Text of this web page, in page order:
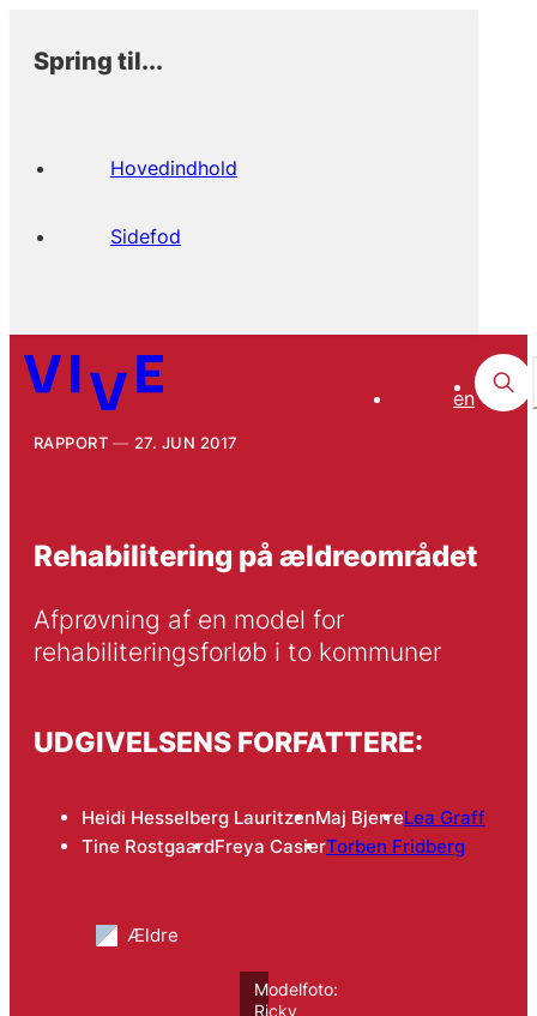
Spring til...
Hovedindhold
Sidefod
en
RAPPORT 27. JUN 2017
Rehabilitering på ældreområdet
Afprøvning af en model for
rehabiliteringsforløb i to kommuner
UDGIVELSENS FORFATTERE:
Heidi Hesselberg LauritzenMaj BjerreLea Graff
Tine RostgaardFreya CasierTorben Fridberg
Ældre
Modelfoto:
Ricky